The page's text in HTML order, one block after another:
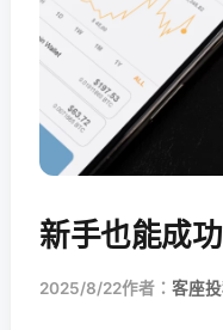
新手也能成
2025/8/22作者： 客座